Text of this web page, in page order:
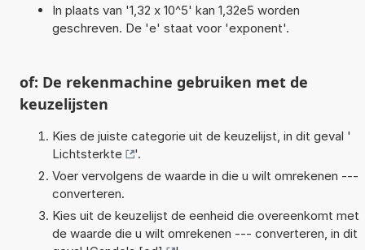
In plaats van '1,32 x 10^5' kan 1,32e5 worden
geschreven. De 'e' staat voor 'exponent'.
of: De rekenmachine gebruiken met de
keuzelijsten
Kies de juiste categorie uit de keuzelijst, in dit geval '
Lichtsterkte
'.
Voer vervolgens de waarde in die u wilt omrekenen ---
converteren.
Kies uit de keuzelijst de eenheid die overeenkomt met
de waarde die u wilt omrekenen --- converteren, in dit